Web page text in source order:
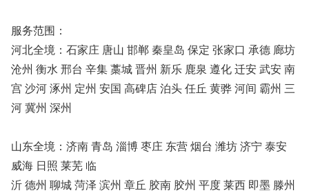
服务范围：
河北全境：石家庄 唐山 邯郸 秦皇岛 保定 张家口 承德 廊坊
沧州 衡水 邢台 辛集 藁城 晋州 新乐 鹿泉 遵化 迁安 武安 南
宫 沙河 涿州 定州 安国 高碑店 泊头 任丘 黄骅 河间 霸州 三
河 冀州 深州
山东全境：济南 青岛 淄博 枣庄 东营 烟台 潍坊 济宁 泰安
威海 日照 莱芜 临
沂 德州 聊城 菏泽 滨州 章丘 胶南 胶州 平度 莱西 即墨 滕州